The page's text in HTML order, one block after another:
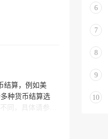
同，具体请参考
6
7
8
9
10